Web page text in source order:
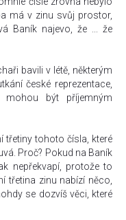
má v zinu svůj prostor,
Baník najevo, že ... že
bavili v létě, některým
české reprezentace,
být příjemným
třetiny tohoto čísla, které
Proč? Pokud na Baník
nepřekvapí, protože to
třetina zinu nabízí něco,
se dozvíš věci, které